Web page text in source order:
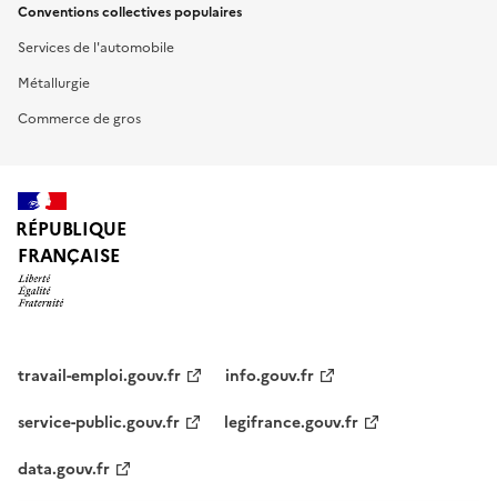
Conventions collectives populaires
Services de l'automobile
Métallurgie
Commerce de gros
RÉPUBLIQUE
FRANÇAISE
travail-emploi.gouv.fr
info.gouv.fr
service-public.gouv.fr
legifrance.gouv.fr
data.gouv.fr